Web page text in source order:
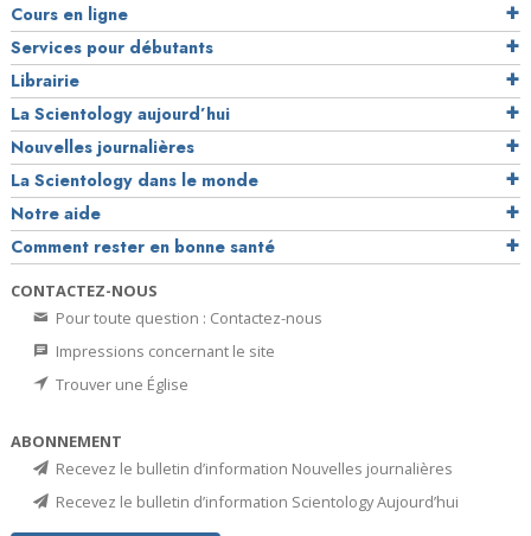
Cours en ligne
Services pour débutants
Librairie
La Scientology aujourd’hui
Nouvelles journalières
La Scientology dans le monde
Notre aide
Comment rester en bonne santé
CONTACTEZ-NOUS
Pour toute question : Contactez-nous
Impressions concernant le site
Trouver une Église
ABONNEMENT
Recevez le bulletin d’information Nouvelles journalières
Recevez le bulletin d’information Scientology Aujourd’hui